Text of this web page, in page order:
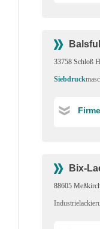
33758 Schloß
Siebdruck
Bix-
88605